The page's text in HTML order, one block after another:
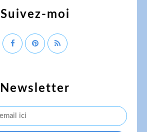
Newsletter
Suivez-moi